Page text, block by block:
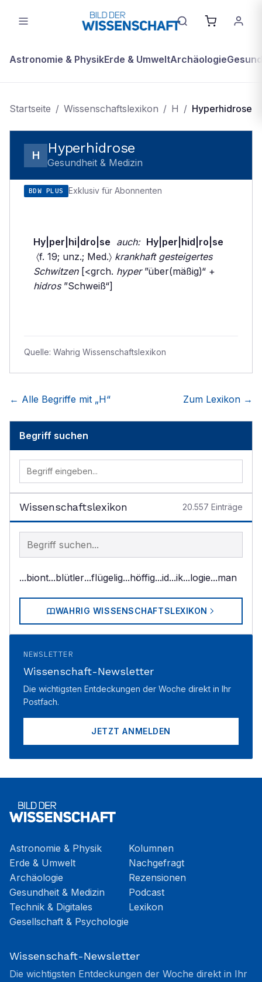
Astronomie & PhysikErde & UmweltArchäologie
Startseite / Wissenschaftslexikon / H / Hyperhidrose
H Hyperhidrose
Gesundheit & Medizin
BDW PLUS Exklusiv für Abonnenten
Hy|per|hi|dro|se auch: Hy|per|hid|ro|se
〈f. 19; unz.; Med.〉 krankhaft gesteigertes
Schwitzen[<grch. hyper”über(mäßig)“ +
hidros”Schweiß“]
Quelle: Wahrig Wissenschaftslexikon
← Alle Begriffe mit „H“ Zum Lexikon →
Begriff suchen
Wissenschaftslexikon 20.557 Einträge
Begriff im Lexikon suchen
...biont...blütler...flügelig...höffig...id...ik...logie...man
WAHRIG WISSENSCHAFTSLEXIKON
NEWSLETTER
Wissenschaft-Newsletter
Die wichtigsten Entdeckungen der Woche direkt in Ihr
Postfach.
JETZT ANMELDEN
Astronomie & Physik
Erde & Umwelt
Archäologie
Gesundheit & Medizin
Technik & Digitales
Gesellschaft & Psychologie
Kolumnen
Nachgefragt
Rezensionen
Podcast
Lexikon
Wissenschaft-Newsletter
Die wichtigsten Entdeckungen der Woche direkt in Ihr